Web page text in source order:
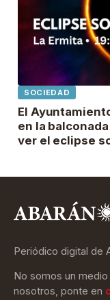
SOCIEDAD
El
en la
ver el eclipse
Periódico digital de
No somos un
nosotros, ponte en